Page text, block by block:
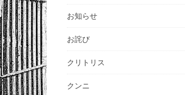
お知らせ
お詫び
クリトリス
クンニ